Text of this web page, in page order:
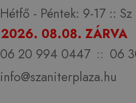
Hétfő - Péntek: 9-17 :: Sz
2026. 08.08. ZÁRVA
06 20 994 0447 :: 06
info@szaniterplaza.hu